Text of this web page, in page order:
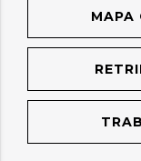
MAPA